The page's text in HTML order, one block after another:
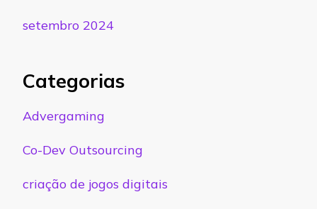
setembro 2024
Categorias
Advergaming
Co-Dev Outsourcing
criação de jogos digitais